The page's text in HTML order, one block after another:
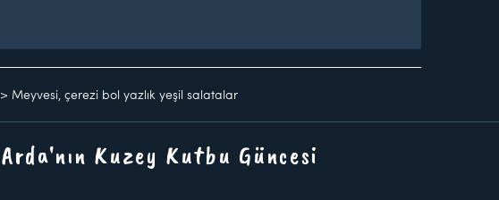
> Meyvesi, çerezi bol yazlık yeşil salatalar
Arda'nın Kuzey Kutbu Güncesi